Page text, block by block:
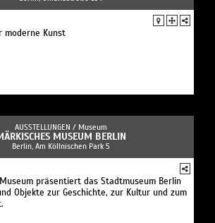
moderne Kunst
AUSSTELLUNGEN / Museum
MUSEUM BERLIN
Berlin, Am Köllnischen Park 5
präsentiert das Stadtmuseum Berlin
Objekte zur Geschichte, zur Kultur und zum